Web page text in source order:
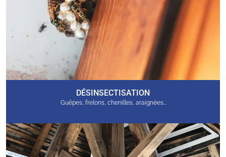
DÉSINSECTISATION
Guêpes, frelons, chenilles, araignées…